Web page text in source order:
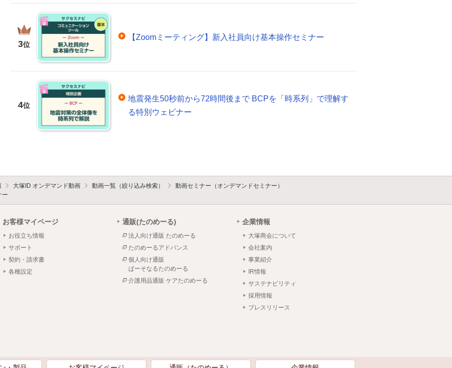
3位
【Zoomミーティング】新入社員向け基本操作セミナー
4位
地震発生50秒前から72時間後まで BCPを「時系列」で理解す
る特別ウェビナー
大塚ID オンデマンド動画 動画一覧（絞り込み検索）
動画セミナー（オンデマンドセミナー）
ー
お客様マイページ
お役立ち情報
サポート
契約・請求書
各種設定
通販(たのめーる)
法人向け通販 たのめーる
たのめーるアドバンス
個人向け通販
ぱーそなるたのめーる
介護用品通販 ケアたのめーる
企業情報
大塚商会について
会社案内
事業紹介
IR情報
サステナビリティ
採用情報
プレスリリース